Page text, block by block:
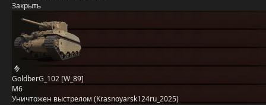
Закрыть
GoldberG_102 [W_89]
M6
Уничтожен выстрелом (Krasnoyarsk124ru_2025)